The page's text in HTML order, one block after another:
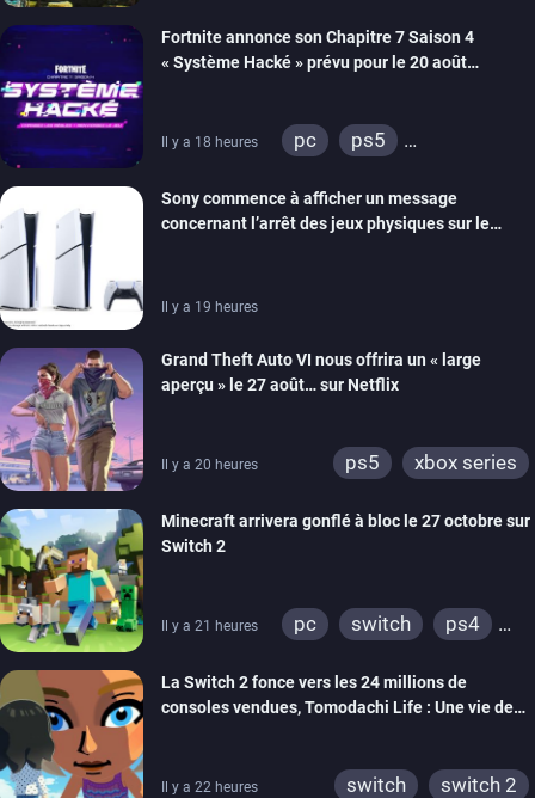
Fortnite annonce son Chapitre 7 Saison 4
« Système Hacké » prévu pour le 20 août
Il y a 18 heures pc
ps5
ios
android
xbox one
switch 2
Sony commence à afficher un message
concernant l’arrêt des jeux physiques sur le
Il y a 19 heures
Grand Theft Auto VI nous offrira un « large
aperçu » le 27 août… sur Netflix
Il y a 20 heures ps5 xbox series
Minecraft arrivera gonflé à bloc le 27 octobre sur
Switch 2
Il y a 21 heures pc switch
ps4
wiiu
3ds
ps3
xbox 360
switch 2
La Switch 2 fonce vers les 24 millions de
consoles vendues, Tomodachi Life : Une vie de
Il y a 22 heures switch switch 2